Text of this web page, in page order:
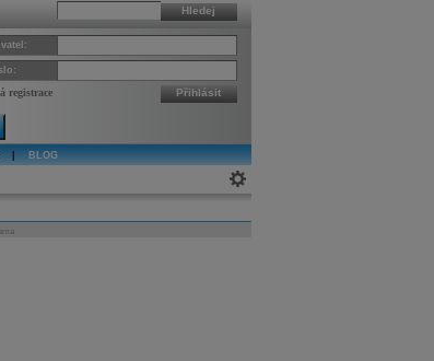
Hledej
registrace Přihlásit
BLOG